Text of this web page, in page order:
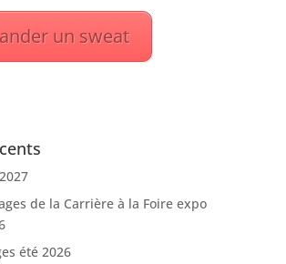
un sweat
de la Carrière à la Foire expo
été 2026